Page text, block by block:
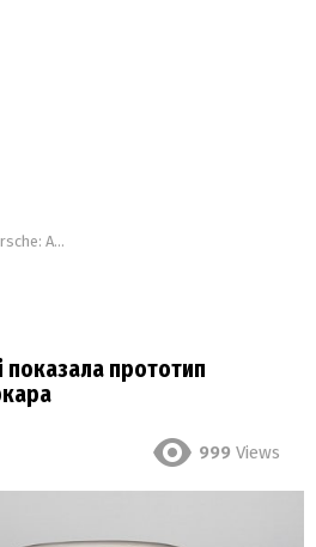
електричного суперкара
показала прототип
999 Views